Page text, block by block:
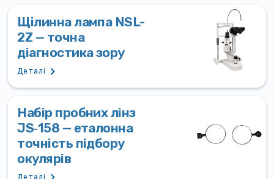
Щілинна лампа NSL-
2Z — точна
діагностика зору
Деталі
Набір пробних лінз
JS‑158 — еталонна
точність підбору
окулярів
Деталі